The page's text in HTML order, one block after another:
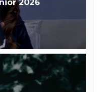
2026